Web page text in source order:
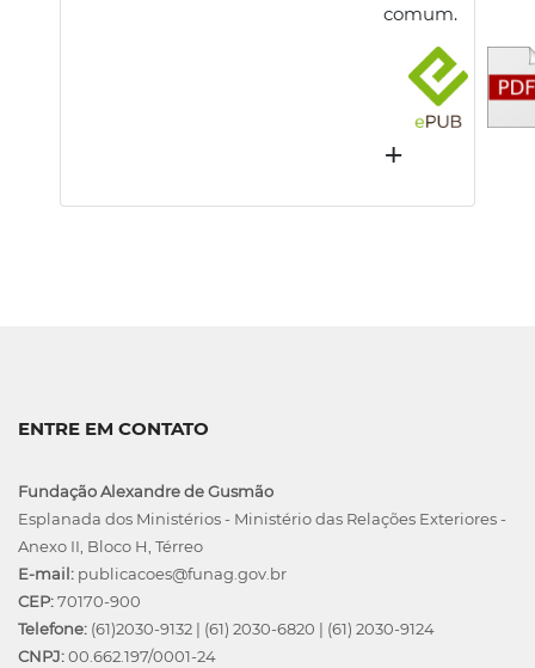
comum.
+
ENTRE EM CONTATO
Fundação Alexandre de Gusmão
Esplanada dos Ministérios - Ministério das Relações Exteriores -
Anexo II, Bloco H, Térreo
E-mail: publicacoes@funag.gov.br
CEP:70170-900
Telefone: (61)2030-9132 | (61) 2030-6820 | (61) 2030-9124
CNPJ:00.662.197/0001-24